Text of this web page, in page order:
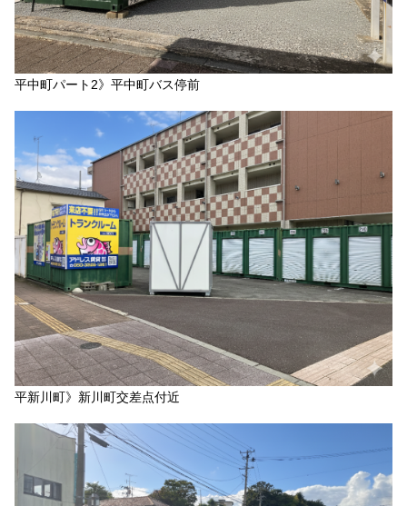
平中町パート2》平中町バス停前
平新川町》新川町交差点付近